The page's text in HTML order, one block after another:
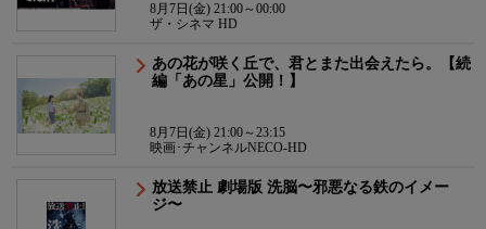
8月7日(金) 21:00～00:00
ザ・シネマ HD
あの花が咲く丘で、君とまた出会えたら。【続
編「あの星」公開！】
8月7日(金) 21:00～23:15
映画･チャンネルNECO-HD
放送禁止 劇場版 洗脳〜邪悪なる鉄のイメー
ジ〜